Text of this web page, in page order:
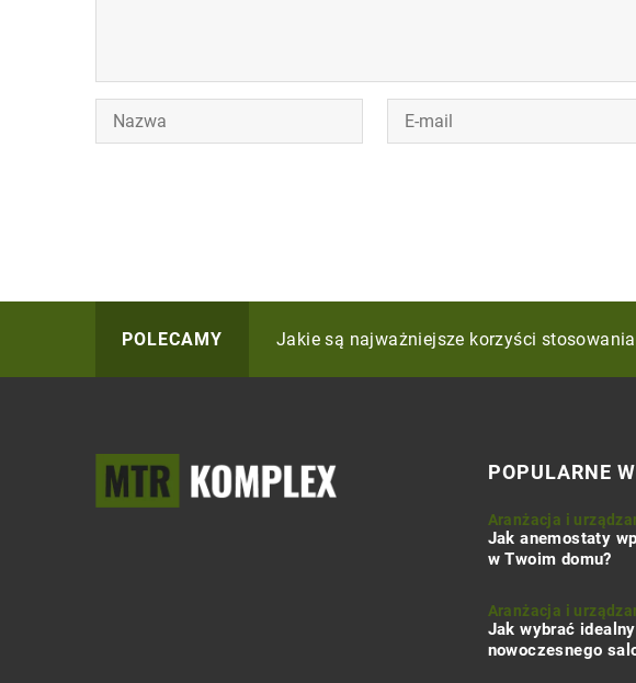
POLECAMY Jak wprowadzić modernistyczny styl do
Jakie są najważniejsze korzyści
Jak efektywnie zarządzać odpadami
POPULARNE
Aranżacja i
Jak anemostaty
w Twoim domu?
Aranżacja i
Jak wybrać
nowoczesnego